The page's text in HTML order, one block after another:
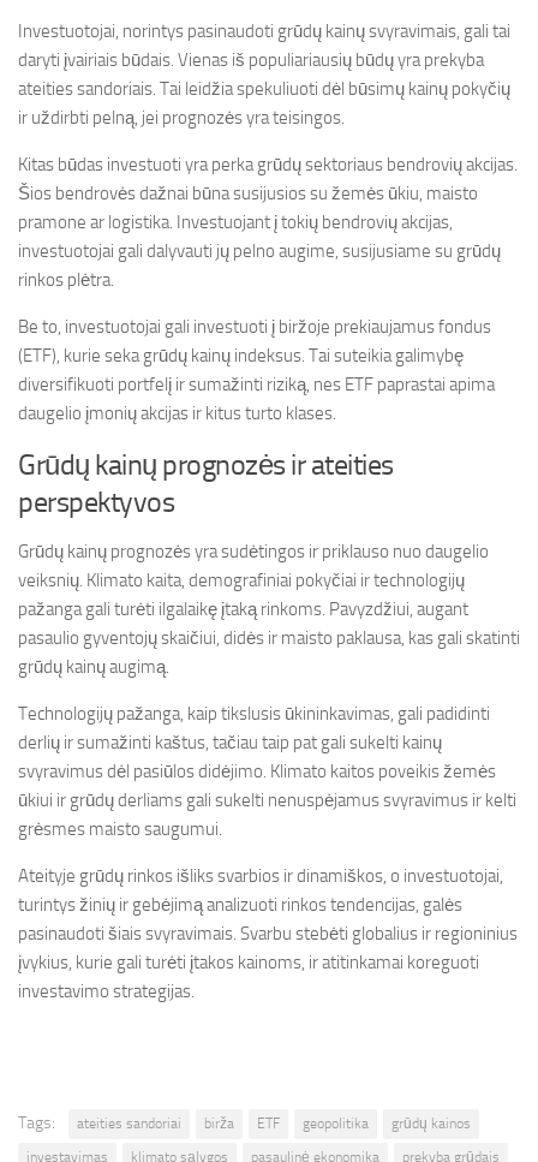
Investuotojai, norintys pasinaudoti grūdų kainų svyravimais, gali tai
daryti įvairiais būdais. Vienas iš populiariausių būdų yra prekyba
ateities sandoriais. Tai leidžia spekuliuoti dėl būsimų kainų pokyčių
ir uždirbti pelną, jei prognozės yra teisingos.
Kitas būdas investuoti yra perka grūdų sektoriaus bendrovių akcijas.
Šios bendrovės dažnai būna susijusios su žemės ūkiu, maisto
pramone ar logistika. Investuojant į tokių bendrovių akcijas,
investuotojai gali dalyvauti jų pelno augime, susijusiame su grūdų
rinkos plėtra.
Be to, investuotojai gali investuoti į biržoje prekiaujamus fondus
(ETF), kurie seka grūdų kainų indeksus. Tai suteikia galimybę
diversifikuoti portfelį ir sumažinti riziką, nes ETF paprastai apima
daugelio įmonių akcijas ir kitus turto klases.
Grūdų kainų prognozės ir ateities
perspektyvos
Grūdų kainų prognozės yra sudėtingos ir priklauso nuo daugelio
veiksnių. Klimato kaita, demografiniai pokyčiai ir technologijų
pažanga gali turėti ilgalaikę įtaką rinkoms. Pavyzdžiui, augant
pasaulio gyventojų skaičiui, didės ir maisto paklausa, kas gali skatinti
grūdų kainų augimą.
Technologijų pažanga, kaip tikslusis ūkininkavimas, gali padidinti
derlių ir sumažinti kaštus, tačiau taip pat gali sukelti kainų
svyravimus dėl pasiūlos didėjimo. Klimato kaitos poveikis žemės
ūkiui ir grūdų derliams gali sukelti nenuspėjamus svyravimus ir kelti
grėsmes maisto saugumui.
Ateityje grūdų rinkos išliks svarbios ir dinamiškos, o investuotojai,
turintys žinių ir gebėjimą analizuoti rinkos tendencijas, galės
pasinaudoti šiais svyravimais. Svarbu stebėti globalius ir regioninius
įvykius, kurie gali turėti įtakos kainoms, ir atitinkamai koreguoti
investavimo strategijas.
Tags: ateities sandoriai birža ETF geopolitika
grūdų kainos
investavimas
klimato sąlygos pasaulinė ekonomika prekyba grūdais